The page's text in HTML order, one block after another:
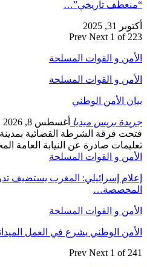
“منعطف تاريخي”…
أكتوبر 31, 2025
Prev Next 1 of 223
الأمن و القوات المسلحة
الأمن و القوات المسلحة
بيان الأمن الوطني
جريدة بريس ميديا أغسطس 8, 2026
فتحت فرقة الشرطة القضائية
تعليمات صادرة عن النيابة العامة
الأمن و القوات المسلحة
إعلام إسرائيلي: المغرب يستضيف
المخصصة…
الأمن و القوات المسلحة
الأمن الوطني يشرع في العمل
Prev Next 1 of 241